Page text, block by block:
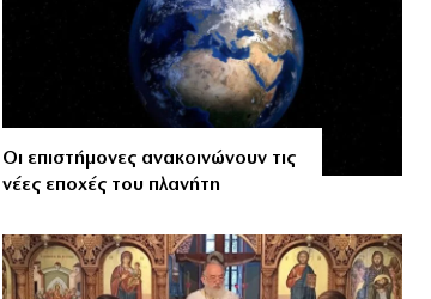
Οι επιστήμονες ανακοινώνουν τις
νέες εποχές του πλανήτη